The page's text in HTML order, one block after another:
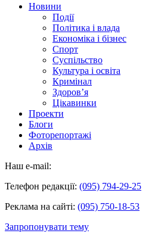
Новини
Події
Політика і влада
Економіка і бізнес
Спорт
Суспільство
Культура і освіта
Кримінал
Здоров’я
Цікавинки
Проекти
Блоги
Фоторепортажі
Архів
Наш e-mail:
Телефон редакції: (095) 794-29-25
Реклама на сайті: (095) 750-18-53
Запропонувати тему